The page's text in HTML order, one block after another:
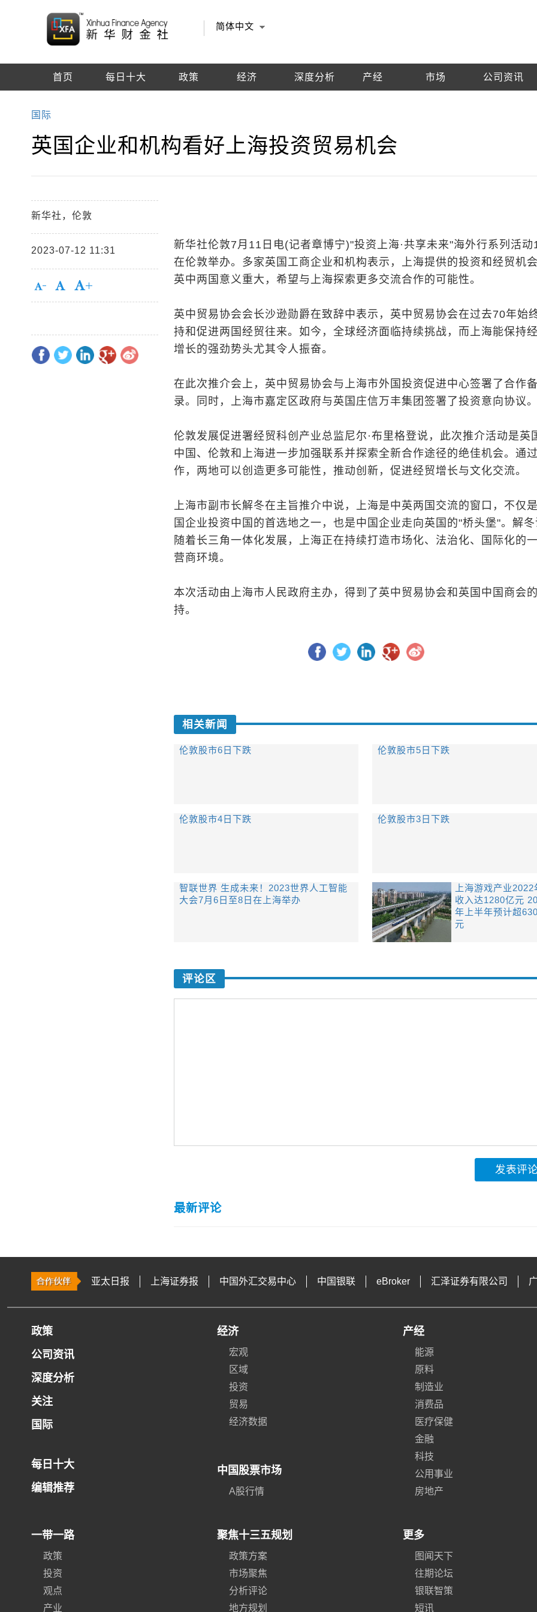
简体中文
首页 每日十大 政策 经济 深度分析 产经 市场 公司资讯
国际
英国企业和机构看好上海投资贸易机会
新华社，伦敦
2023-07-12 11:31
新华社伦敦7月11日电(记者章博宁)"投资上海·共享未来"海外行系列活动
在伦敦举办。多家英国工商企业和机构表示，上海提供的投资和经贸机
英中两国意义重大，希望与上海探索更多交流合作的可能性。
英中贸易协会会长沙逊勋爵在致辞中表示，英中贸易协会在过去70年始
持和促进两国经贸往来。如今，全球经济面临持续挑战，而上海能保持
增长的强劲势头尤其令人振奋。
在此次推介会上，英中贸易协会与上海市外国投资促进中心签署了合作
录。同时，上海市嘉定区政府与英国庄信万丰集团签署了投资意向协议。
伦敦发展促进署经贸科创产业总监尼尔·布里格登说，此次推介活动是英
中国、伦敦和上海进一步加强联系并探索全新合作途径的绝佳机会。通
作，两地可以创造更多可能性，推动创新，促进经贸增长与文化交流。
上海市副市长解冬在主旨推介中说，上海是中英两国交流的窗口，不仅
国企业投资中国的首选地之一，也是中国企业走向英国的"桥头堡"。解冬
随着长三角一体化发展，上海正在持续打造市场化、法治化、国际化的
营商环境。
本次活动由上海市人民政府主办，得到了英中贸易协会和英国中国商会
持。
相关新闻
伦敦股市6日下跌 伦敦股市5日下跌
伦敦股市4日下跌 伦敦股市3日下跌
智联世界 生成未来！2023世界人工智能
大会7月6日至8日在上海举办
上海游戏产业2022
收入达1280亿元
年上半年预计超
元
评论区
发表评论
最新评论
亚太日报 上海证券报 中国外汇交易中心 中国银联 eBroker 汇泽证券有限公司
政策
公司资讯
深度分析
关注
国际
每日十大
编辑推荐
经济
宏观
区域
投资
贸易
经济数据
中国股票市场
A股行情
产经
能源
原料
制造业
消费品
医疗保健
金融
科技
公用事业
房地产
一带一路
政策
投资
观点
产业
聚焦十三五规划
政策方案
市场聚焦
分析评论
地方规划
更多
图闻天下
往期论坛
银联智策
短讯